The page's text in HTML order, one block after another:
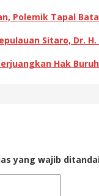
Polemik Tapal
Sitaro, Dr.
Hak
yang wajib